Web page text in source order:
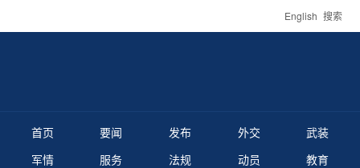
English 搜索
首页 要闻 发布 外交
武装
军情
服务 法规 动员
教育